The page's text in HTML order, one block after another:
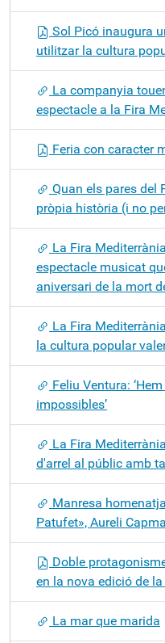
Sol Picó inaugura
utilitzar la cultura
La companyia
espectacle a la Fira
Feria con caracter
Quan els pares del
pròpia història (i no
La Fira
espectacle musicat
aniversari de la mort
La Fira
la cultura popular
Feliu Ventura:
impossibles’
La Fira
d'arrel al públic amb
Manresa
Patufet», Aureli
Doble
en la nova edició de
La mar que marida